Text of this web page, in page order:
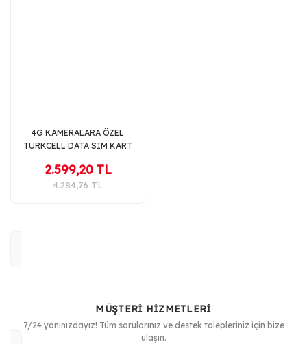
4G KAMERALARA ÖZEL
TURKCELL DATA SIM KART
PAKET
2.599,20 TL
4.284,76 TL
MÜŞTERİ HİZMETLERİ
7/24 yanınızdayız! Tüm sorularınız ve destek talepleriniz için bize
ulaşın.